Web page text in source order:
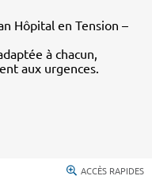
Hôpital en Tension –
à chacun,
aux urgences.
ACCÈS RAPIDES